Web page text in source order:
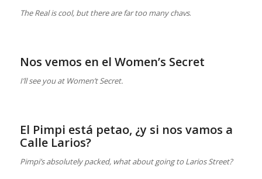
The Real is cool, but there are far too many chavs.
Nos vemos en el Women’s Secret
I’ll see you at Women’t Secret.
El Pimpi está petao, ¿y si nos vamos a
Calle Larios?
Pimpi’s absolutely packed, what about going to Larios Street?